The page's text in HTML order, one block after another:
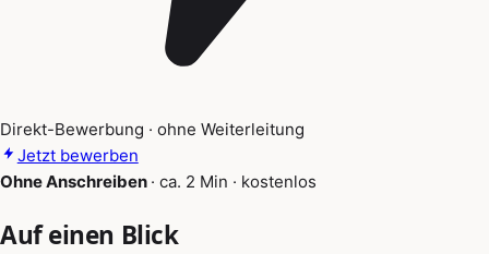
Direkt-Bewerbung · ohne Weiterleitung
Jetzt bewerben
Ohne Anschreiben · ca. 2 Min · kostenlos
Auf einen Blick